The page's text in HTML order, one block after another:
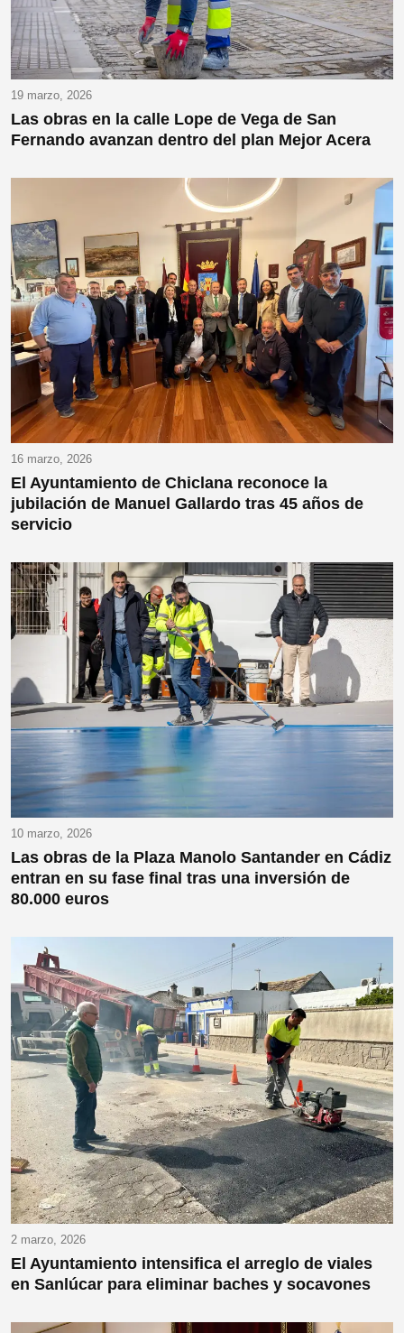
19 marzo, 2026
Las obras en la calle Lope de Vega de San
Fernando avanzan dentro del plan Mejor Acera
16 marzo, 2026
El Ayuntamiento de Chiclana reconoce la
jubilación de Manuel Gallardo tras 45 años de
servicio
10 marzo, 2026
Las obras de la Plaza Manolo Santander en Cádiz
entran en su fase final tras una inversión de
80.000 euros
2 marzo, 2026
El Ayuntamiento intensifica el arreglo de viales
en Sanlúcar para eliminar baches y socavones